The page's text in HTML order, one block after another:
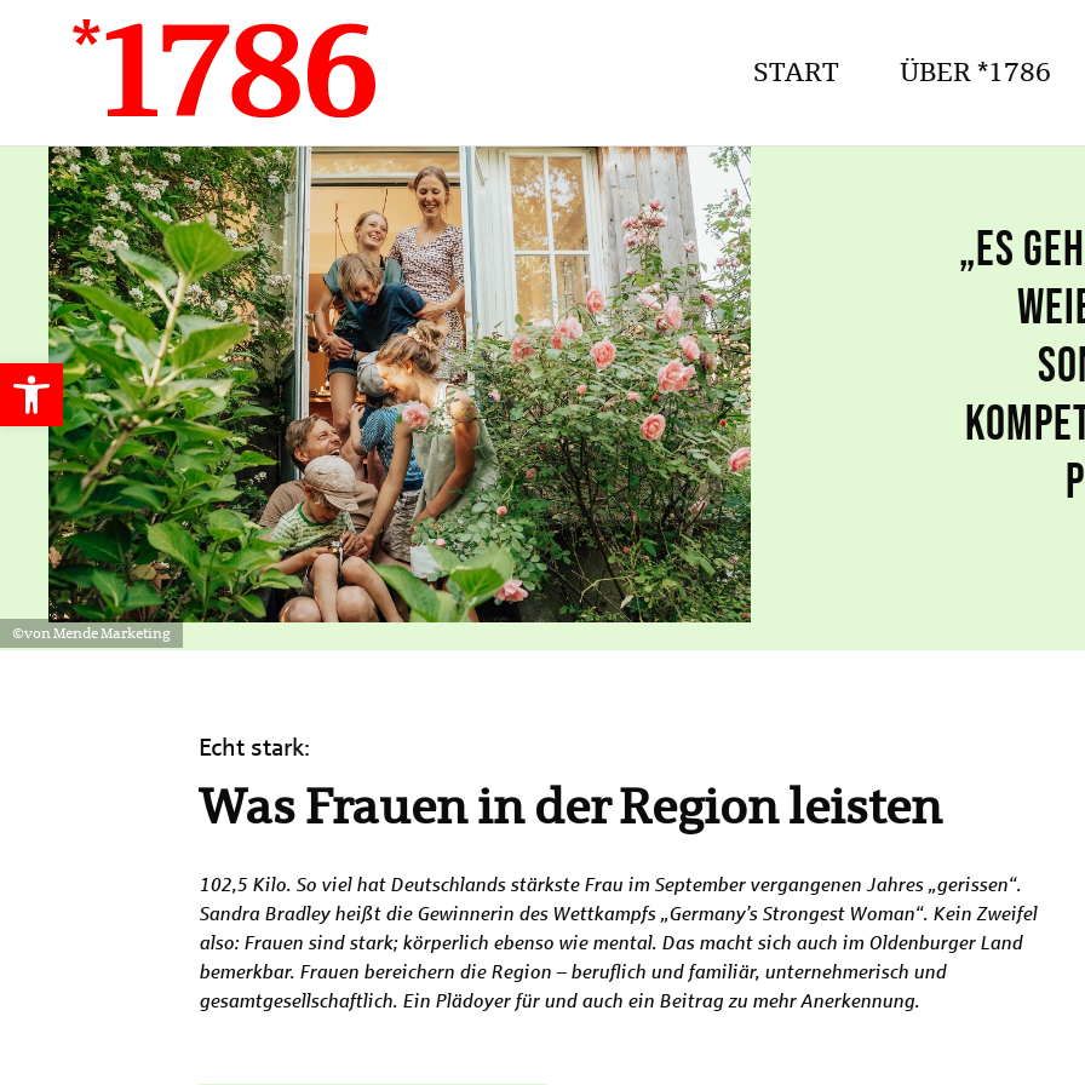
Werkzeugleiste öffnen
START ÜBER *1786
„Es
©von Mende Marketing
Echt stark:
Was Frauen in der Region leisten
102,5 Kilo. So viel hat Deutschlands stärkste Frau im September vergangenen Jahres „gerissen“.
Sandra Bradley heißt die Gewinnerin des Wettkampfs „Germany’s Strongest Woman“. Kein Zweifel
also: Frauen sind stark; körperlich ebenso wie mental. Das macht sich auch im Oldenburger Land
bemerkbar. Frauen bereichern die Region – beruflich und familiär, unternehmerisch und
gesamtgesellschaftlich. Ein Plädoyer für und auch ein Beitrag zu mehr Anerkennung.